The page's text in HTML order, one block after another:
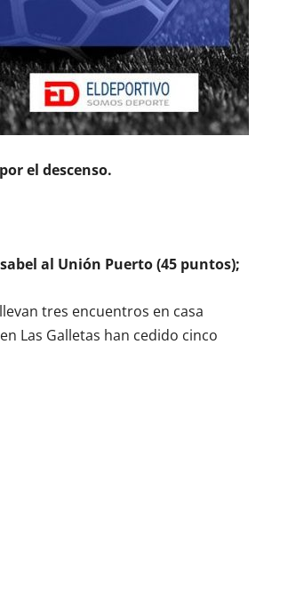
el descenso.
al Unión Puerto (45 puntos);
tres encuentros en casa
Las Galletas han cedido cinco